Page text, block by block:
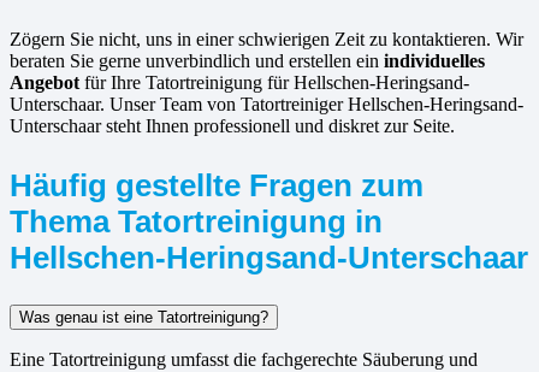
Zögern Sie nicht, uns in einer schwierigen Zeit zu kontaktieren. Wir
beraten Sie gerne unverbindlich und erstellen ein individuelles
Angebot für Ihre Tatortreinigung für Hellschen-Heringsand-
Unterschaar. Unser Team von Tatortreiniger Hellschen-Heringsand-
Unterschaar steht Ihnen professionell und diskret zur Seite.
Häufig gestellte Fragen zum
Thema Tatortreinigung in
Hellschen-Heringsand-Unterschaar
Was genau ist eine Tatortreinigung?
Eine Tatortreinigung umfasst die fachgerechte Säuberung und